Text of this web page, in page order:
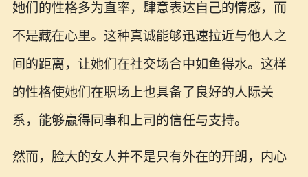
她们的性格多为直率，肆意表达自己的情感，而
不是藏在心里。这种真诚能够迅速拉近与他人之
间的距离，让她们在社交场合中如鱼得水。这样
的性格使她们在职场上也具备了良好的人际关
系，能够赢得同事和上司的信任与支持。
然而，脸大的女人并不是只有外在的开朗，内心